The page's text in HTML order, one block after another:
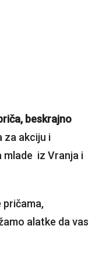
beskrajno
akciju i
mlade iz Vranja i
pričama,
alatke da vas